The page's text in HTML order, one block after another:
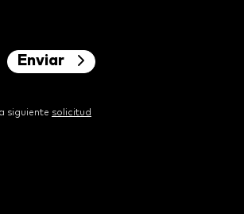
siguiente solicitud
Enviar